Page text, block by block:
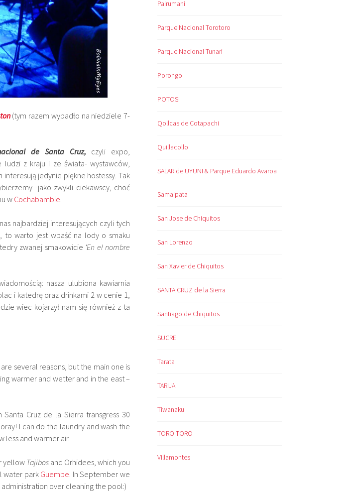
(tym razem wypadło na niedziele 7-
de Santa Cruz, czyli expo,
z kraju i ze świata- wystawców,
jedynie piękne hostessy. Tak
-jako zwykli ciekawscy, choć
wCochabambie
najbardziej interesujących czyli tych
to warto jest wpaść na lody o smaku
zwanej smakowicie ‘En el nombre
nasza ulubiona kawiarnia
i katedrę oraz drinkami 2 w cenie 1,
wiec kojarzył nam się również z ta
several reasons, but the main one is
warmer and wetter and in the east –
Cruz de la Sierra transgress 30
I can do the laundry and wash the
less and warmer air.
yellow Tajibosand Orhidees, which you
water park Guembe . In September we
over cleaning the pool:)
Pairumani
Parque Nacional Torotoro
Parque Nacional Tunari
Porongo
POTOSI
Qollcas de Cotapachi
Quillacollo
SALAR de UYUNI & Parque Eduardo Avaroa
Samaipata
San Jose de Chiquitos
San Lorenzo
San Xavier de Chiquitos
SANTA CRUZ de la Sierra
Santiago de Chiquitos
SUCRE
Tarata
TARIJA
Tiwanaku
TORO TORO
Villamontes